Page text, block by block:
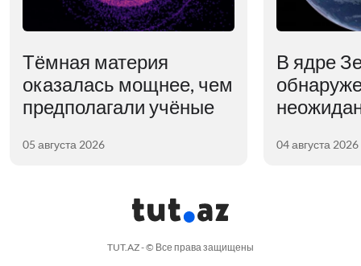
Тёмная материя
оказалась мощнее, чем
предполагали учёные
05 августа 2026
В ядре
04 августа 2026
TUT.AZ - © Все права защищены